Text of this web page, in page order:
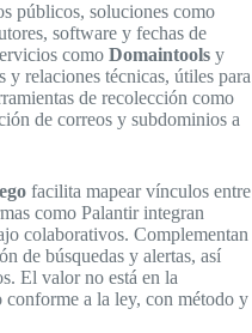
públicos, soluciones como
software y fechas de
como Domaintools y
relaciones técnicas, útiles para
de recolección como
de correos y subdominios a
facilita mapear vínculos entre
como Palantir integran
colaborativos. Complementan
de búsquedas y alertas, así
El valor no está en la
conforme a la ley, con método y